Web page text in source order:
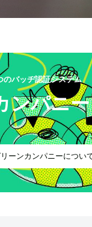
のバッヂ認証システム
ンパニー
ーンカンパニーについ